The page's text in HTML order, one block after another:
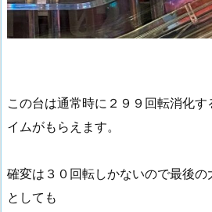
この台は通常時に２９９回転消化
イムがもらえます。
確変は３０回転しかないので最後の
としても